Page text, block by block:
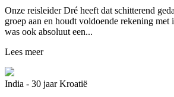
Onze reisleider Dré heeft dat schitterend
groep aan en houdt voldoende rekening met
was ook absoluut een...
Lees meer
India - 30 jaarKroatië